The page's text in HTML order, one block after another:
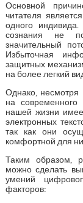
Основной
читателя
одного индивида.
сознания не
значительный
Избыточная
защитных
на более легкий
Однако, несмотря
на современного
нашей жизни
электронных
так как они
комфортной для
Таким образом,
можно сделать
умений
факторов: